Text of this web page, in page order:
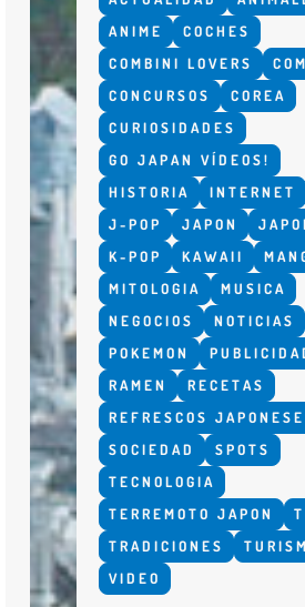
ANIME
COCHES
COMBINI LOVERS
CONCURSOS
COREA
CURIOSIDADES
GO JAPAN VÍDEOS!
HISTORIA
INTERNET
J-POP
JAPON
K-POP
KAWAII
MITOLOGIA
MUSICA
NEGOCIOS
NOTICIAS
POKEMON
RAMEN
RECETAS
REFRESCOS
SOCIEDAD
SPOTS
TECNOLOGIA
TERREMOTO JAPON
TRADICIONES
VIDEO